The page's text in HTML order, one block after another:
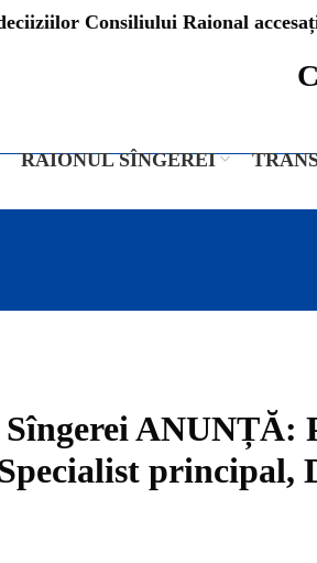
Consiliului Raional
RAIONUL SÎNGEREI
ANUNȚĂ: